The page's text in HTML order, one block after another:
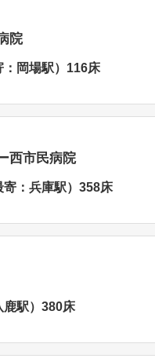
院
岡場駅）116床
西市民病院
：兵庫駅）358床
鹿駅）380床